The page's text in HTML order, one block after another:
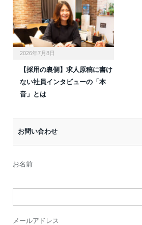
2026年7月8日
【採用の裏側】求人原稿に書け
ない社員インタビューの「本
音」とは
お問い合わせ
お名前
メールアドレス